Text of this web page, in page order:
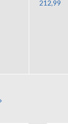
212,99